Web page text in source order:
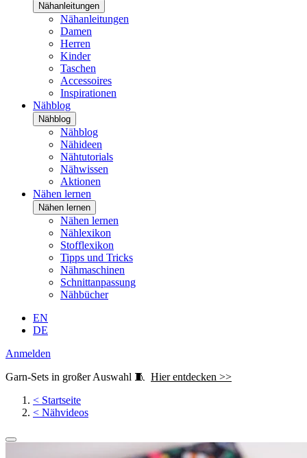
Nähanleitungen
Nähanleitungen
Damen
Herren
Kinder
Taschen
Accessoires
Inspirationen
Nähblog
Nähblog
Nähblog
Nähideen
Nähtutorials
Nähwissen
Aktionen
Nähen lernen
Nähen lernen
Nähen lernen
Nählexikon
Stofflexikon
Tipps und Tricks
Nähmaschinen
Schnittanpassung
Nähbücher
EN
DE
Anmelden
Garn-Sets in großer Auswahl 🧵 Hier entdecken >>
< Startseite
< Nähvideos